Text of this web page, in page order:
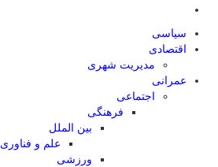
سیاسی
اقتصادی
مدیریت شهری
عمرانی
اجتماعی
فرهنگی
بین الملل
علم و فناوری
ورزشی